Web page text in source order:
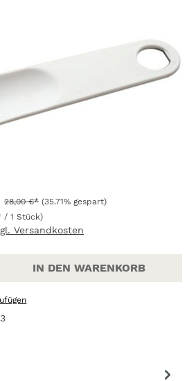
28,00 €* (35.71% gespart)
/ 1 Stück)
Versandkosten
Gib den
IN DEN WARENKORB